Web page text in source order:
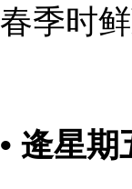
春季时
• 逄星期